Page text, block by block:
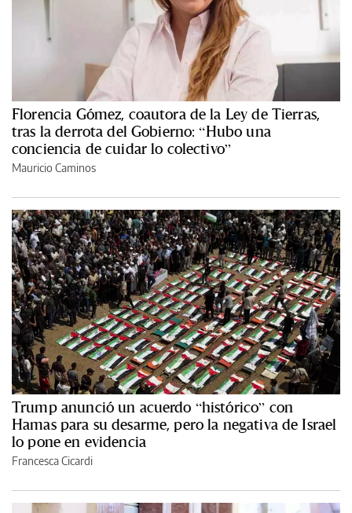
Florencia Gómez, coautora de la Ley de Tierras,
tras la derrota del Gobierno: “Hubo una
conciencia de cuidar lo colectivo”
Mauricio Caminos
Trump anunció un acuerdo “histórico” con
Hamas para su desarme, pero la negativa de Israel
lo pone en evidencia
Francesca Cicardi